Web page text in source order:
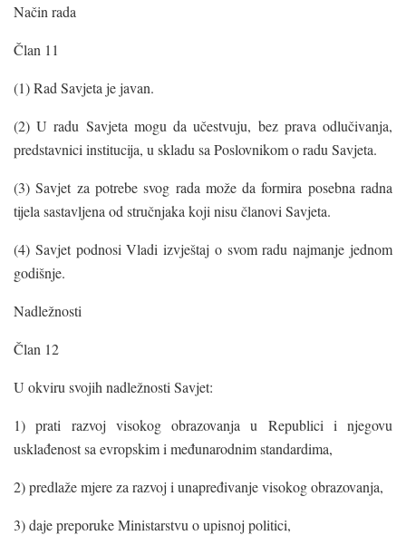
Način rada
Član 11
(1) Rad Savjeta je javan.
(2) U radu Savjeta mogu da učestvuju, bez prava odlučivanja,
predstavnici institucija, u skladu sa Poslovnikom o radu Savjeta.
(3) Savjet za potrebe svog rada može da formira posebna radna
tijela sastavljena od stručnjaka koji nisu članovi Savjeta.
(4) Savjet podnosi Vladi izvještaj o svom radu najmanje jednom
godišnje.
Nadležnosti
Član 12
U okviru svojih nadležnosti Savjet:
1) prati razvoj visokog obrazovanja u Republici i njegovu
usklađenost sa evropskim i međunarodnim standardima,
2) predlaže mjere za razvoj i unapređivanje visokog obrazovanja,
3) daje preporuke Ministarstvu o upisnoj politici,